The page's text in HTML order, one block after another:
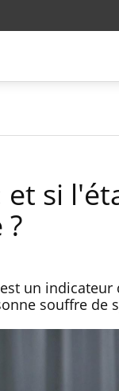
et si
un
souffre de